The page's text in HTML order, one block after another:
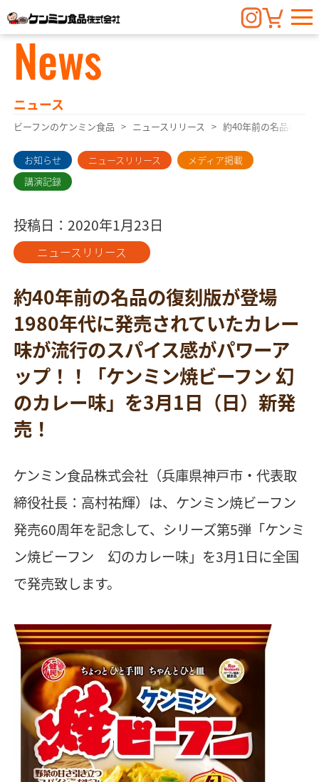
News
ニュース
ビーフンのケンミン食品 ニュースリリース 約40年前の名品の復
お知らせ ニュースリリース
メディア掲載
講演記録
投稿日：2020年1月23日
ニュースリリース
約40年前の名品の復刻版が登場
1980年代に発売されていたカレー
味が流行のスパイス感がパワーア
ップ！！「ケンミン焼ビーフン 幻
のカレー味」を3月1日（日）新発
売！
ケンミン食品株式会社（兵庫県神戸市・代表取
締役社長：高村祐輝）は、ケンミン焼ビーフン
発売60周年を記念して、シリーズ第5弾「ケンミ
ン焼ビーフン 幻のカレー味」を3月1日に全国
で発売致します。